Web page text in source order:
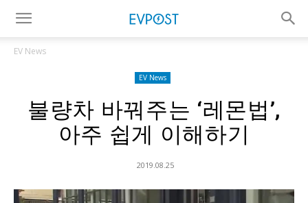
EV News
EV News
불량차 바꿔주는 ‘레몬법’,
아주 쉽게 이해하기
2019.08.25